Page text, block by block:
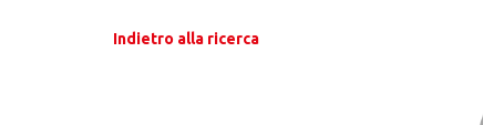
Indietro alla ricerca